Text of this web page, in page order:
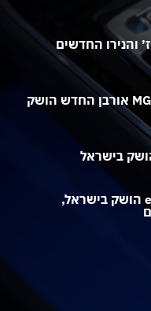
והנירו החדשים
משפחתית במחיר של סופר מיני: MG4 אורבן החדש הושק
בישראל
מרים את השאלטר: סוזוקי e-Vitara הושק בישראל,